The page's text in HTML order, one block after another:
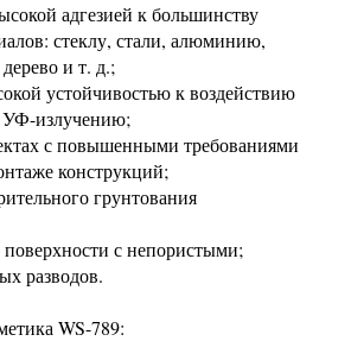
адгезией к большинству
стеклу, стали, алюминию,
и т. д.;
устойчивостью к воздействию
УФ-излучению;
с повышенными требованиями
конструкций;
грунтования
с непористыми;
разводов.
WS-789: